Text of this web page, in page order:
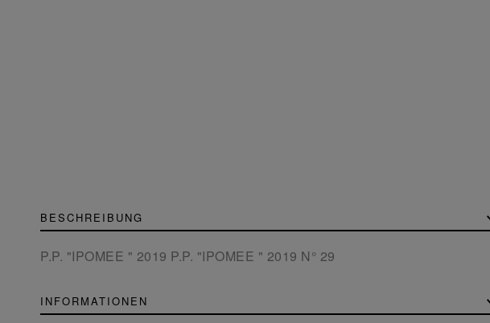
BESCHREIBUNG
P.P. "IPOMEE " 2019 P.P. "IPOMEE " 2019 N° 29
INFORMATIONEN